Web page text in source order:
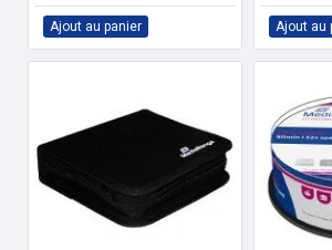
Ajout au panier Ajout au